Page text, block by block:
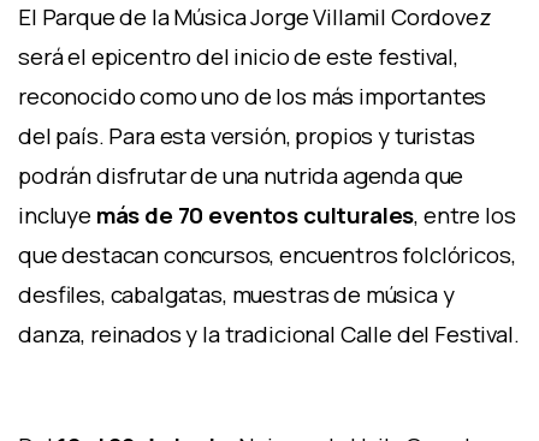
El Parque de la Música Jorge Villamil Cordovez
será el epicentro del inicio de este festival,
reconocido como uno de los más importantes
del país. Para esta versión, propios y turistas
podrán disfrutar de una nutrida agenda que
incluye más de 70 eventos culturales, entre los
que destacan concursos, encuentros folclóricos,
desfiles, cabalgatas, muestras de música y
danza, reinados y la tradicional Calle del Festival.